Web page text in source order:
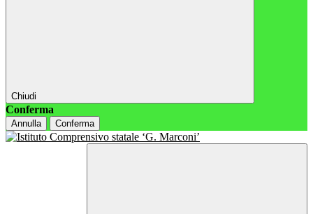
Chiudi
Conferma
Annulla Conferma